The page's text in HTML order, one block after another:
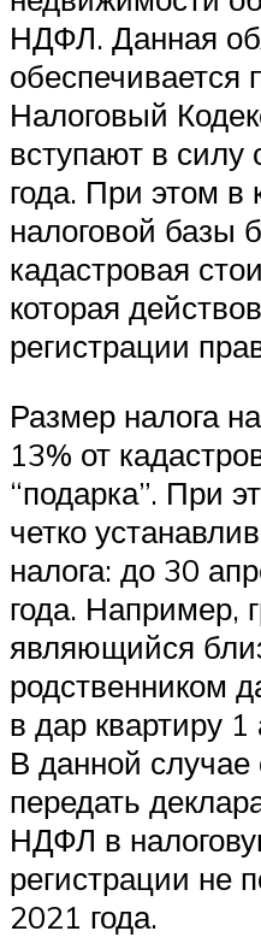
НДФЛ. Данная
обеспечивается
Налоговый
вступают в силу
года. При этом в
налоговой базы
кадастровая
которая
регистрации
Размер налога
13% от
“подарка”. При
четко
налога: до 30
года. Например,
являющийся
родственником
в дар квартиру 1
В данной случае
передать
НДФЛ в
регистрации не
2021 года.